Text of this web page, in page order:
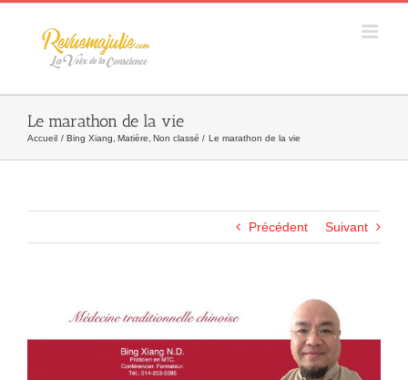
Skip
Le marathon de la vie
Accueil Bing Xiang Matière Non classé Le marathon de la vie
Précédent Suivant
l&apos;image